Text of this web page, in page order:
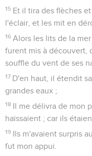
15 Et il tira des flèches
l'éclair, et les mit en
16 Alors les lits de la
furent mis à découvert,
souffle du vent de ses
17 D'en haut, il étendit
grandes eaux ;
18 Il me délivra de mon
haïssaient ; car ils
19 Ils m'avaient surpris
fut mon appui.